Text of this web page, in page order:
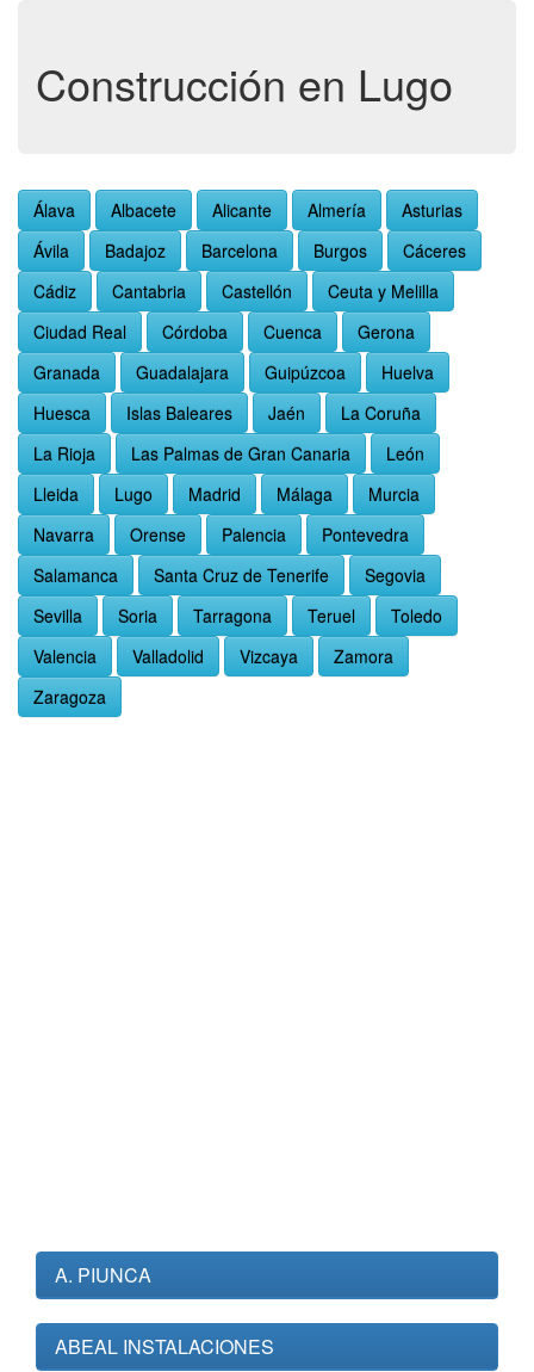
Construcción en Lugo
Álava Albacete Alicante Almería
Asturias
Ávila
Badajoz Barcelona Burgos
Cáceres
Cádiz
Cantabria Castellón
Ceuta y Melilla
Ciudad Real
Córdoba Cuenca
Gerona
Granada
Guadalajara Guipúzcoa
Huelva
Huesca
Islas Baleares Jaén
La Coruña
La Rioja
Las Palmas de Gran Canaria
León
Lleida
Lugo Madrid Málaga
Murcia
Navarra
Orense Palencia
Pontevedra
Salamanca
Santa Cruz de Tenerife
Segovia
Sevilla
Soria Tarragona Teruel
Toledo
Valencia
Valladolid Vizcaya
Zamora
Zaragoza
A. PIUNCA
ABEAL INSTALACIONES